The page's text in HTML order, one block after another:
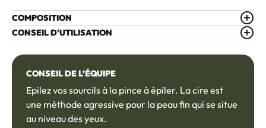
COMPOSITION
CONSEIL D'UTILISATION
CONSEIL DE L’ÉQUIPE
Epilez vos sourcils à la pince à épiler. La cire est
une méthode agressive pour la peau fin qui se situe
au niveau des yeux.